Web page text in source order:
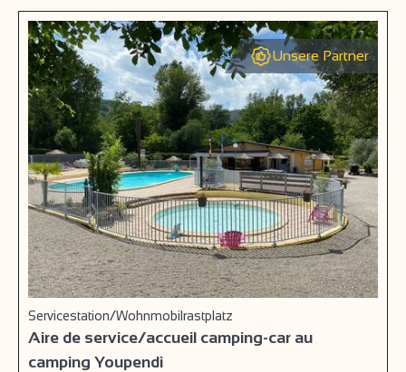
Unsere Partner
Servicestation/Wohnmobilrastplatz
Aire de service/accueil camping-car au
camping Youpendi